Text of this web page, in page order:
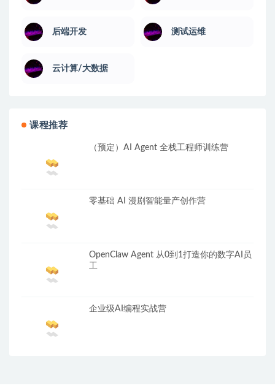
后端开发 测试运维
云计算/大数据
课程推荐
（预定）AI Agent 全栈工程师训练营
零基础 AI 漫剧智能量产创作营
OpenClaw Agent 从0到1打造你的数字AI员
工
企业级AI编程实战营